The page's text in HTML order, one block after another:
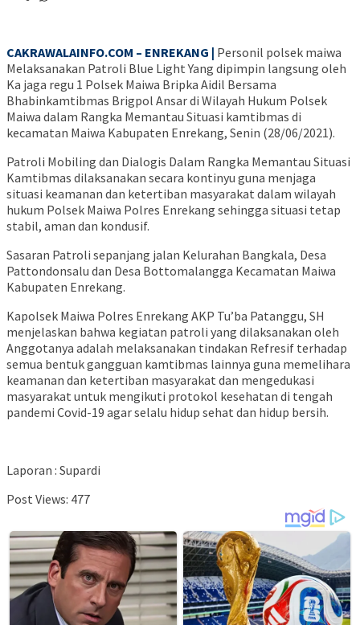
CAKRAWALAINFO.COM – ENREKANG | Personil polsek maiwa
Melaksanakan Patroli Blue Light Yang dipimpin langsung oleh
Ka jaga regu 1 Polsek Maiwa Bripka Aidil Bersama
Bhabinkamtibmas Brigpol Ansar di Wilayah Hukum Polsek
Maiwa dalam Rangka Memantau Situasi kamtibmas di
kecamatan Maiwa Kabupaten Enrekang, Senin (28/06/2021).
Patroli Mobiling dan Dialogis Dalam Rangka Memantau Situasi
Kamtibmas dilaksanakan secara kontinyu guna menjaga
situasi keamanan dan ketertiban masyarakat dalam wilayah
hukum Polsek Maiwa Polres Enrekang sehingga situasi tetap
stabil, aman dan kondusif.
Sasaran Patroli sepanjang jalan Kelurahan Bangkala, Desa
Pattondonsalu dan Desa Bottomalangga Kecamatan Maiwa
Kabupaten Enrekang.
Kapolsek Maiwa Polres Enrekang AKP Tu’ba Patanggu, SH
menjelaskan bahwa kegiatan patroli yang dilaksanakan oleh
Anggotanya adalah melaksanakan tindakan Refresif terhadap
semua bentuk gangguan kamtibmas lainnya guna memelihara
keamanan dan ketertiban masyarakat dan mengedukasi
masyarakat untuk mengikuti protokol kesehatan di tengah
pandemi Covid-19 agar selalu hidup sehat dan hidup bersih.
Laporan : Supardi
Post Views: 477